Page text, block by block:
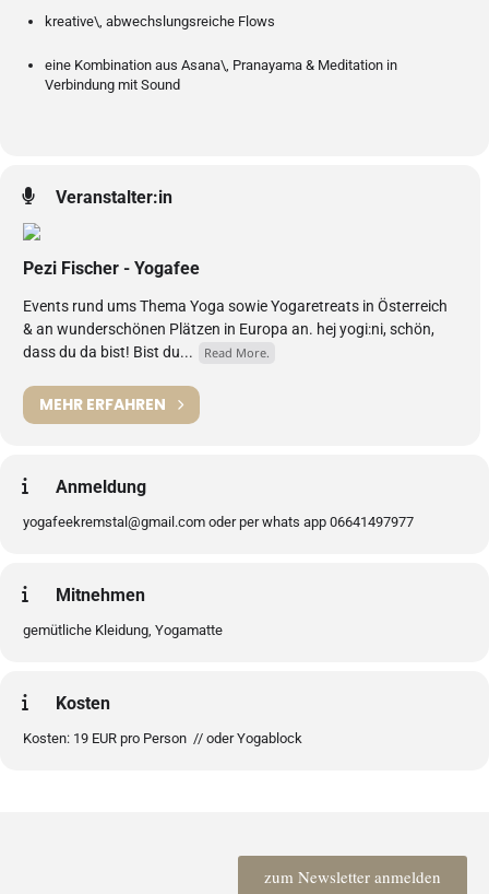
kreative\, abwechslungsreiche Flows
eine Kombination aus Asana\, Pranayama & Meditation in
Verbindung mit Sound
Veranstalter:in
Pezi Fischer - Yogafee
Events rund ums Thema Yoga sowie Yogaretreats in Österreich
& an wunderschönen Plätzen in Europa an. hej yogi:ni, schön,
dass du da bist! Bist du...
Read More.
MEHR ERFAHREN
Anmeldung
yogafeekremstal@gmail.com oder per whats app 06641497977
Mitnehmen
gemütliche Kleidung, Yogamatte
Kosten
Kosten: 19 EUR pro Person // oder Yogablock
zum Newsletter anmelden